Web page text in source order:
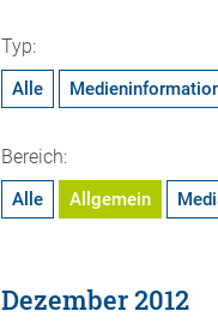
Typ:
Alle
Bereich:
Alle Allgemein
Dezember 2012